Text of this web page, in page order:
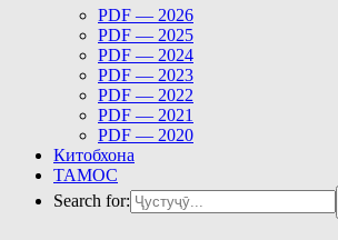
PDF — 2026
PDF — 2025
PDF — 2024
PDF — 2023
PDF — 2022
PDF — 2021
PDF — 2020
Китобхона
ТАМОС
Search for: